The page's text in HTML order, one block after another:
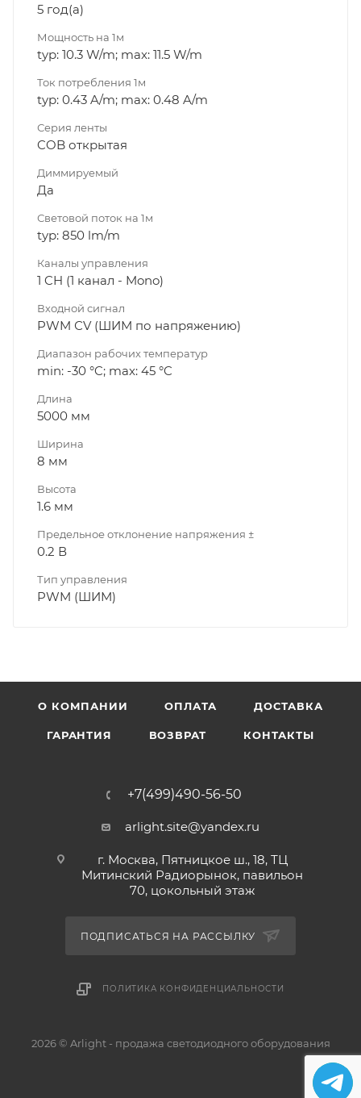
5 год(а)
Мощность на 1м
typ: 10.3 W/m; max: 11.5 W/m
Ток потребления 1м
typ: 0.43 A/m; max: 0.48 A/m
Серия ленты
COB открытая
Диммируeмый
Да
Световой поток на 1м
typ: 850 lm/m
Каналы управления
1 CH (1 канал - Mono)
Входной сигнал
PWM СV (ШИМ по напряжению)
Диапазон рабочих температур
min: -30 °C; max: 45 °C
Длина
5000 мм
Ширина
8 мм
Высота
1.6 мм
Предельное отклонение напряжения ±
0.2 В
Тип управления
PWM (ШИМ)
О КОМПАНИИ ОПЛАТА ДОСТАВКА
ГАРАНТИЯ ВОЗВРАТ КОНТАКТЫ
+7(499)490-56-50
arlight.site@yandex.ru
г. Москва, Пятницкое ш., 18, ТЦ
Митинский Радиорынок, павильон
70, цокольный этаж
ПОДПИСАТЬСЯ НА РАССЫЛКУ
ПОЛИТИКА КОНФИДЕНЦИАЛЬНОСТИ
2026 © Arlight - продажа светодиодного оборудования